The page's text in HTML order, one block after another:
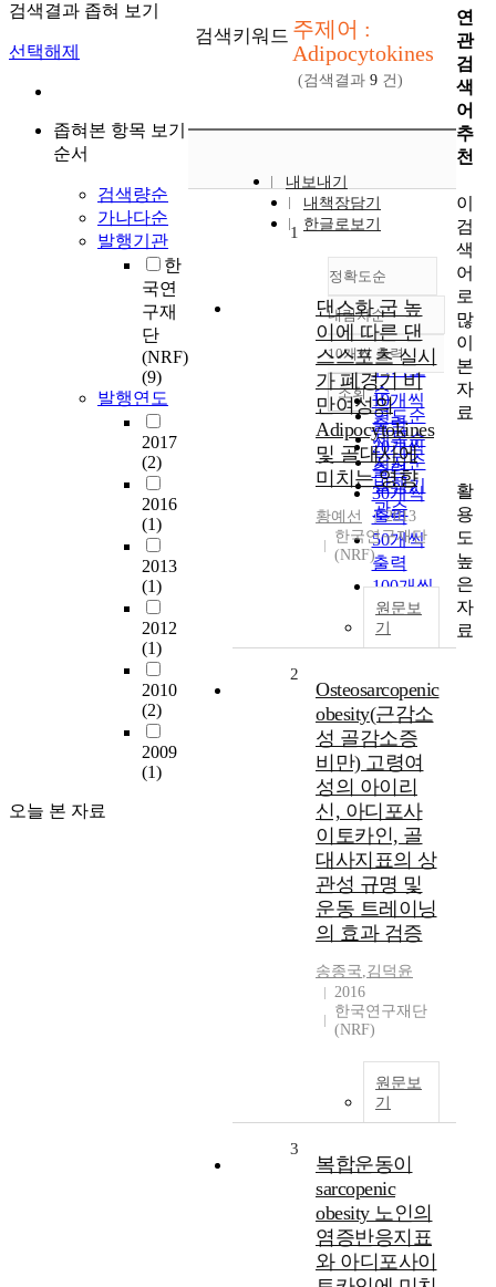
검색결과 좁혀 보기
선택해제
좁혀본 항목 보기
순서
검색량순
가나다순
발행기관
한
국연
구재
단
(NRF)
(9)
발행연도
2017
(2)
2016
(1)
2013
(1)
2012
(1)
2010
(2)
2009
(1)
오늘 본 자료
검색키워드 주제어 :
Adipocytokines
(검색결과 9 건)
내보내기
내책장담기
한글로보기
정확도순
정확도
순
인기도
순
연도순
제목순
저자순
발행기
관순
내림차순
내림차순
10개씩 출력
10개씩
출력
20개씩
출력
30개씩
출력
50개씩
출력
100개씩
출력
조회
1
댄스화 굽 높
이에 따른 댄
스스포츠 실시
가 폐경기 비
만여성의
Adipocytokines
및 골대사에
미치는 영향
황예선
2013
한국연구재단
(NRF)
원문보
기
2
Osteosarcopenic
obesity(근감소
성 골감소증
비만) 고령여
성의 아이리
신, 아디포사
이토카인, 골
대사지표의 상
관성 규명 및
운동 트레이닝
의 효과 검증
송종국,김덕윤
2016
한국연구재단
(NRF)
원문보
기
3
복합운동이
sarcopenic
obesity 노인의
염증반응지표
와 아디포사이
연
관
검
색
어
추
천
이
검
색
어
로
많
이
본
자
료
활
용
도
높
은
자
료